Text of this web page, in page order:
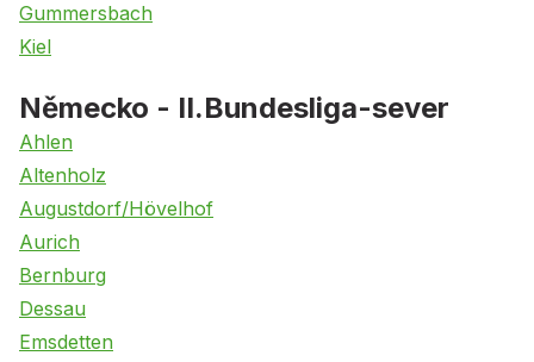
Gummersbach
Kiel
Německo - II.Bundesliga-sever
Ahlen
Altenholz
Augustdorf/Hövelhof
Aurich
Bernburg
Dessau
Emsdetten